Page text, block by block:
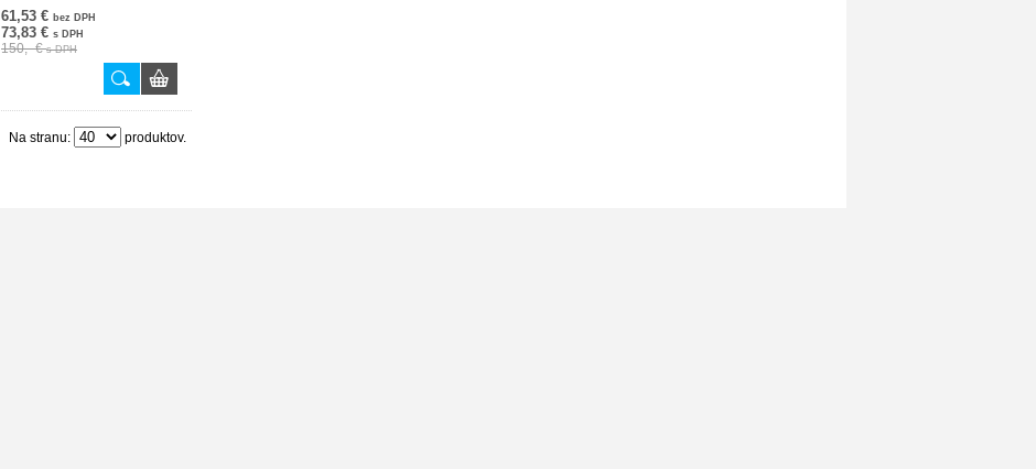
Tourismo 37106781827
37106781843 37106781844
61,53 € bez DPH
73,83 € s DPH
150,- €s DPH
Na stranu: produktov.